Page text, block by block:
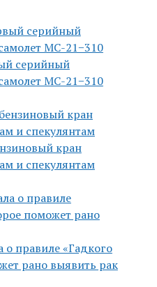
серийный
МС-21−310
кран
и спекулянтам
о правиле «Гадкого
рано выявить рак